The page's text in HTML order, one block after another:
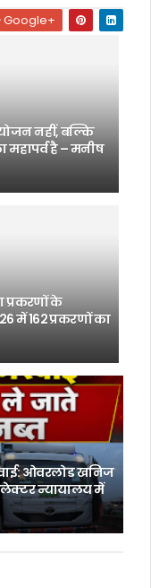
Google+
नहीं, बल्कि
है – मनीष
प्रकरणों के
में 162 प्रकरणों का
ओवरलोड खनिज
न्यायालय में